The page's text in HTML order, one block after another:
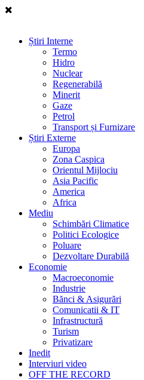
Știri Interne
Termo
Hidro
Nuclear
Regenerabilă
Minerit
Gaze
Petrol
Transport și Furnizare
Știri Externe
Europa
Zona Caspica
Orientul Mijlociu
Asia Pacific
America
Africa
Mediu
Schimbări Climatice
Politici Ecologice
Poluare
Dezvoltare Durabilă
Economie
Macroeconomie
Industrie
Bănci & Asigurări
Comunicatii & IT
Infrastructură
Turism
Privatizare
Inedit
Interviuri video
OFF THE RECORD